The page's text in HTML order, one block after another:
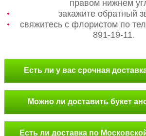
правом нижнем
закажите обратный
свяжитесь с флористом по
891-19-11.
Есть ли у вас срочная
Можно ли доставить букет
Есть ли доставка по